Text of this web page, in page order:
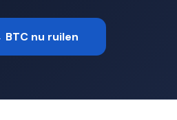
BTC nu ruilen